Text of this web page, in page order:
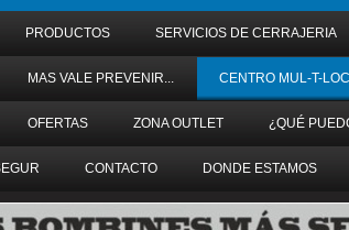
PRODUCTOS SERVICIOS DE CERRAJERIA
MAS VALE PREVENIR... CENTRO MUL-T-
OFERTAS ZONA OUTLET ¿QUÉ
CONTACTO DONDE ESTAMOS